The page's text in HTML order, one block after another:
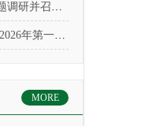
间大气环境质量
法律法规宣讲
MORE